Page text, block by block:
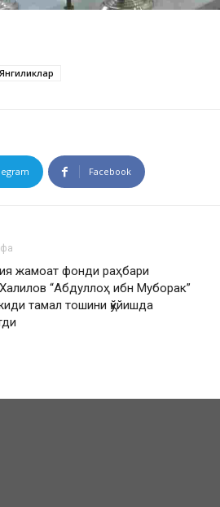
Янгиликлар
Facebook
жамоат фонди раҳбари
“Абдуллоҳ ибн Муборак”
тамал тошини қўйишда